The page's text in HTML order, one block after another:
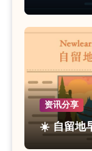
资讯分享
☀️ 自留地